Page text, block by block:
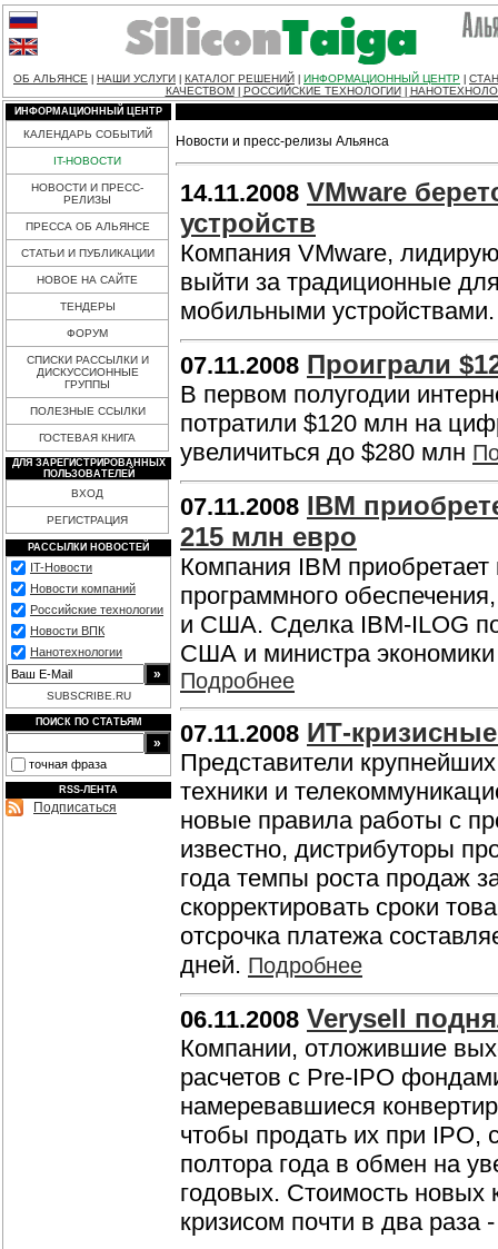
ОБ АЛЬЯНСЕ НАШИ УСЛУГИ КАТАЛОГ РЕШЕНИЙ ИНФОРМАЦИОННЫЙ ЦЕНТР
КАЧЕСТВОМ
РОССИЙСКИЕ ТЕХНОЛОГИИ
ИНФОРМАЦИОННЫЙ ЦЕНТР
КАЛЕНДАРЬ СОБЫТИЙ
IT-НОВОСТИ
НОВОСТИ И ПРЕСС-
РЕЛИЗЫ
ПРЕССА ОБ АЛЬЯНСЕ
СТАТЬИ И ПУБЛИКАЦИИ
НОВОЕ НА САЙТЕ
ТЕНДЕРЫ
ФОРУМ
СПИСКИ РАССЫЛКИ И
ДИСКУССИОННЫЕ
ГРУППЫ
ПОЛЕЗНЫЕ ССЫЛКИ
ГОСТЕВАЯ КНИГА
ДЛЯ ЗАРЕГИСТРИРОВАННЫХ
ПОЛЬЗОВАТЕЛЕЙ
ВХОД
РЕГИСТРАЦИЯ
РАССЫЛКИ НОВОСТЕЙ
IT-Новости
Новости компаний
Российские технологии
Новости ВПК
Нанотехнологии
SUBSCRIBE.RU
ПОИСК ПО СТАТЬЯМ
точная фраза
RSS-ЛЕНТА
Подписаться
Новости и пресс-релизы Альянса
14.11.2008 VMware
устройств
Компания VMware,
выйти за традиционные
мобильными
07.11.2008 Проиграли
В первом полугодии
потратили $120 млн на
увеличиться до $280 млн
07.11.2008 IBM
215 млн евро
Компания IBM
программного
и США. Сделка IBM-ILOG
США и министра экономики
Подробнее
07.11.2008 ИТ-
Представители
техники и
новые правила работы с
известно, дистрибуторы
года темпы роста продаж
скорректировать сроки
отсрочка платежа
дней. Подробнее
06.11.2008 Verysell
Компании, отложившие
расчетов с Pre-IPO
намеревавшиеся
чтобы продать их при IPO,
полтора года в обмен на
годовых. Стоимость новых
кризисом почти в два раза